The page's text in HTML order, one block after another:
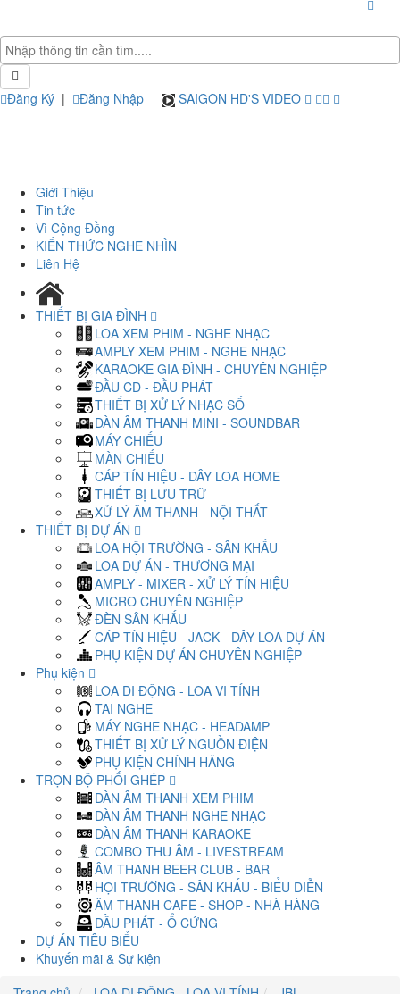
Đăng Ký | Đăng Nhập SAIGON HD'S VIDEO
Giới Thiệu
Tin tức
Vì Cộng Đồng
KIẾN THỨC NGHE NHÌN
Liên Hệ
THIẾT BỊ GIA ĐÌNH
LOA XEM PHIM - NGHE NHẠC
AMPLY XEM PHIM - NGHE NHẠC
KARAOKE GIA ĐÌNH - CHUYÊN NGHIỆP
ĐẦU CD - ĐẦU PHÁT
THIẾT BỊ XỬ LÝ NHẠC SỐ
DÀN ÂM THANH MINI - SOUNDBAR
MÁY CHIẾU
MÀN CHIẾU
CÁP TÍN HIỆU - DÂY LOA HOME
THIẾT BỊ LƯU TRỮ
XỬ LÝ ÂM THANH - NỘI THẤT
THIẾT BỊ DỰ ÁN
LOA HỘI TRƯỜNG - SÂN KHẤU
LOA DỰ ÁN - THƯƠNG MẠI
AMPLY - MIXER - XỬ LÝ TÍN HIỆU
MICRO CHUYÊN NGHIỆP
ĐÈN SÂN KHẤU
CÁP TÍN HIỆU - JACK - DÂY LOA DỰ ÁN
PHỤ KIỆN DỰ ÁN CHUYÊN NGHIỆP
Phụ kiện
LOA DI ĐỘNG - LOA VI TÍNH
TAI NGHE
MÁY NGHE NHẠC - HEADAMP
THIẾT BỊ XỬ LÝ NGUỒN ĐIỆN
PHỤ KIỆN CHÍNH HÃNG
TRỌN BỘ PHỐI GHÉP
DÀN ÂM THANH XEM PHIM
DÀN ÂM THANH NGHE NHẠC
DÀN ÂM THANH KARAOKE
COMBO THU ÂM - LIVESTREAM
ÂM THANH BEER CLUB - BAR
HỘI TRƯỜNG - SÂN KHẤU - BIỂU DIỄN
ÂM THANH CAFE - SHOP - NHÀ HÀNG
ĐẦU PHÁT - Ổ CỨNG
DỰ ÁN TIÊU BIỂU
Khuyến mãi & Sự kiện